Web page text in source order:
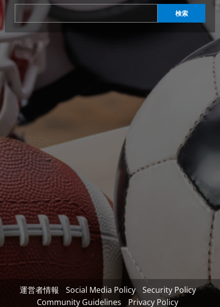
検索
運営者情報 Social Media Policy
Security Policy
Community Guidelines
Privacy Policy